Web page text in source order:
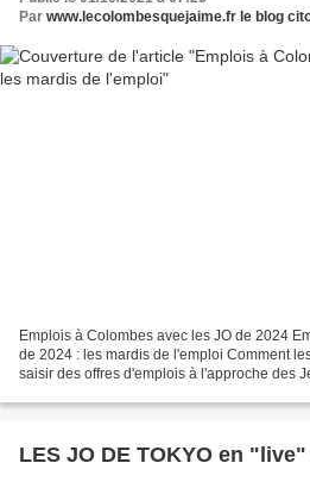
Par www.lecolombesquejaime.fr le blog
Emplois à Colombes avec les JO de 2024
de 2024 : les mardis de l'emploi Comment
saisir des offres d'emplois à l'approche des
LES JO DE TOKYO en